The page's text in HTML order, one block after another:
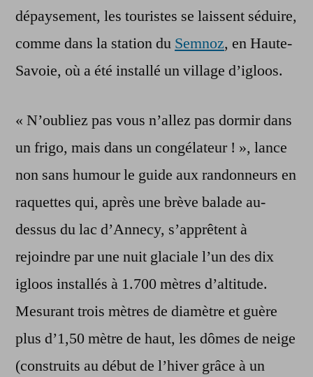
dépaysement, les touristes se laissent séduire,
comme dans la station du Semnoz, en Haute-
Savoie, où a été installé un village d’igloos.
« N’oubliez pas vous n’allez pas dormir dans
un frigo, mais dans un congélateur ! », lance
non sans humour le guide aux randonneurs en
raquettes qui, après une brève balade au-
dessus du lac d’Annecy, s’apprêtent à
rejoindre par une nuit glaciale l’un des dix
igloos installés à 1.700 mètres d’altitude.
Mesurant trois mètres de diamètre et guère
plus d’1,50 mètre de haut, les dômes de neige
(construits au début de l’hiver grâce à un